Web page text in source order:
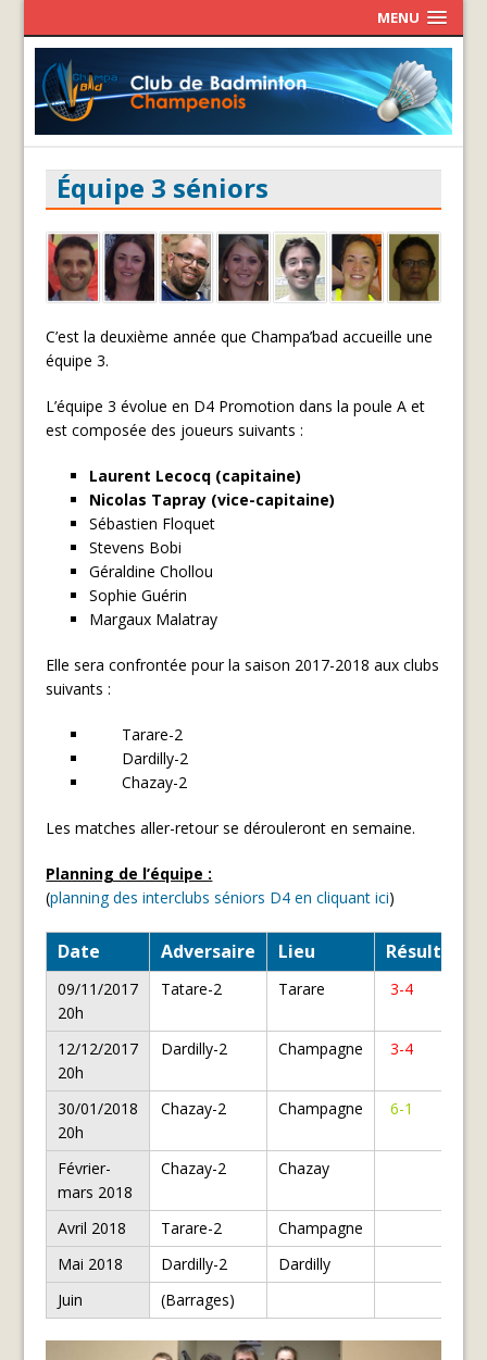
MENU
Équipe 3 séniors
C’est la deuxième année que Champa’bad accueille une
équipe 3.
L’équipe 3 évolue en D4 Promotion dans la poule A et
est composée des joueurs suivants :
Laurent Lecocq (capitaine)
Nicolas Tapray (vice-capitaine)
Sébastien Floquet
Stevens Bobi
Géraldine Chollou
Sophie Guérin
Margaux Malatray
Elle sera confrontée pour la saison 2017-2018 aux clubs
suivants :
Tarare-2
Dardilly-2
Chazay-2
Les matches aller-retour se dérouleront en semaine.
Planning de l’équipe :
(planning des interclubs séniors D4 en cliquant ici)
Date Adversaire Lieu Résultats
09/11/2017
20h
Tatare-2 Tarare 3-4
12/12/2017
20h
Dardilly-2 Champagne 3-4
30/01/2018
20h
Chazay-2 Champagne 6-1
Février-
mars 2018
Chazay-2 Chazay
Avril 2018 Tarare-2
Champagne
Mai 2018
Dardilly-2
Dardilly
Juin
(Barrages)